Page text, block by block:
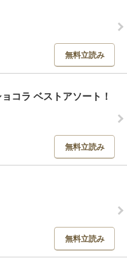
無料立読み
コラ ベストアソート！
無料立読み
無料立読み